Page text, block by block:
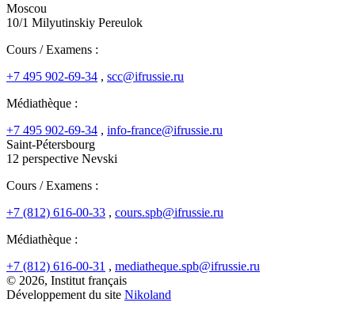
Moscou
10/1 Milyutinskiy Pereulok
Cours / Examens :
+7 495 902-69-34 , scc@ifrussie.ru
Médiathèque :
+7 495 902-69-34 , info-france@ifrussie.ru
Saint-Pétersbourg
12 perspective Nevski
Cours / Examens :
+7 (812) 616-00-33 , cours.spb@ifrussie.ru
Médiathèque :
+7 (812) 616-00-31 , mediatheque.spb@ifrussie.ru
© 2026, Institut français
Développement du site Nikoland